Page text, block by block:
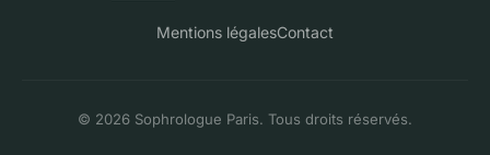
Mentions légalesContact
© 2026 Sophrologue Paris. Tous droits réservés.